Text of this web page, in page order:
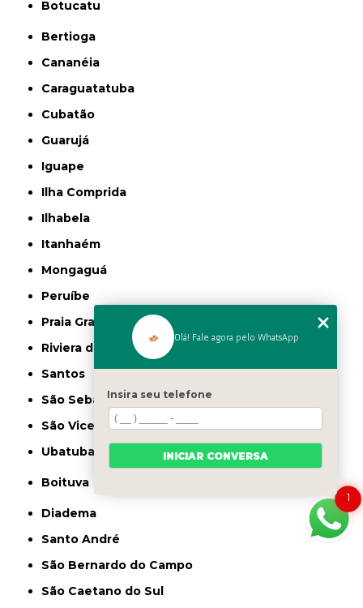
Botucatu
Bertioga
Cananéia
Caraguatatuba
Cubatão
Guarujá
Iguape
Ilha Comprida
Ilhabela
Itanhaém
Mongaguá
Peruíbe
Praia Grande
Riviera de São Lourenço
Santos
São Sebastião
São Vicente
Ubatuba
Boituva
Diadema
Santo André
São Bernardo do Campo
São Caetano do Sul
1
Olá! Fale agora pelo WhatsApp
Insira seu telefone
INICIAR CONVERSA